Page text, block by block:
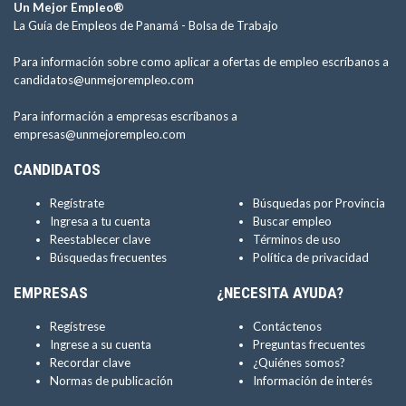
Un Mejor Empleo®
La Guía de Empleos de Panamá - Bolsa de Trabajo
Para información sobre como aplicar a ofertas de empleo escríbanos a
candidatos@unmejorempleo.com
Para información a empresas escríbanos a
empresas@unmejorempleo.com
CANDIDATOS
Regístrate
Ingresa a tu cuenta
Reestablecer clave
Búsquedas frecuentes
Búsquedas por Provincia
Buscar empleo
Términos de uso
Política de privacidad
EMPRESAS
Regístrese
Ingrese a su cuenta
Recordar clave
Normas de publicación
¿NECESITA AYUDA?
Contáctenos
Preguntas frecuentes
¿Quiénes somos?
Información de interés